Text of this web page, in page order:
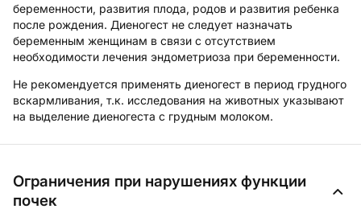
беременности, развития плода, родов и развития ребенка
после рождения. Диеногест не следует назначать
беременным женщинам в связи с отсутствием
необходимости лечения эндометриоза при беременности.
Не рекомендуется применять диеногест в период грудного
вскармливания, т.к. исследования на животных указывают
на выделение диеногеста с грудным молоком.
Ограничения при нарушениях функции
почек